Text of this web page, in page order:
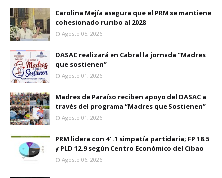
Carolina Mejía asegura que el PRM se mantiene
cohesionado rumbo al 2028
Agosto 05, 2026
DASAC realizará en Cabral la jornada “Madres
que sostienen”
Agosto 01, 2026
Madres de Paraíso reciben apoyo del DASAC a
través del programa “Madres que Sostienen”
Agosto 01, 2026
PRM lidera con 41.1 simpatía partidaria; FP 18.5
y PLD 12.9 según Centro Económico del Cibao
Agosto 06, 2026